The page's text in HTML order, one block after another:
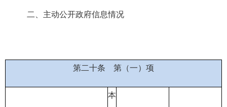
二、主动公开政府信息情况
第二十条 第（一）项
本